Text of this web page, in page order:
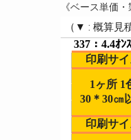
《ベース単価